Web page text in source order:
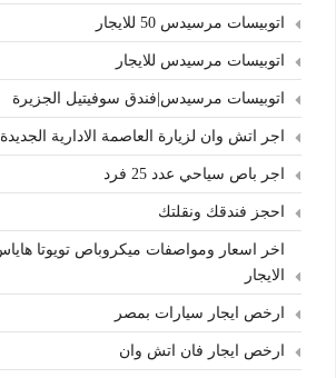
اتوبيسات مرسيدس 50 للايجار
اتوبيسات مرسيدس للايجار
اتوبيسات مرسيدس|فندق سوفيتيل الجزيرة
اجر اتش وان لزيارة العاصمة الادارية الجديدة
اجر باص سياحي عدد 25 فرد
احجز فندقك ونقلتك
الايجار
ارخص ايجار سيارات بمصر
ارخص ايجار فان اتش وان